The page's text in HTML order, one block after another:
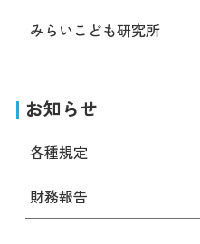
みらいこども研究所
お知らせ
各種規定
財務報告